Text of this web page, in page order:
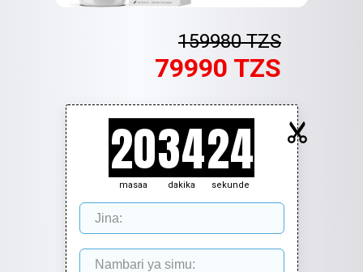
159980 TZS
79990 TZS
20
masaa
34
dakika
23
sekunde